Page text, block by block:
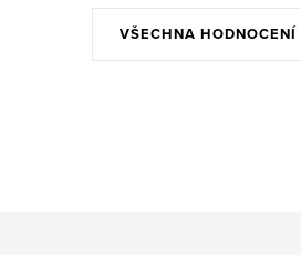
VŠECHNA HODNOCENÍ